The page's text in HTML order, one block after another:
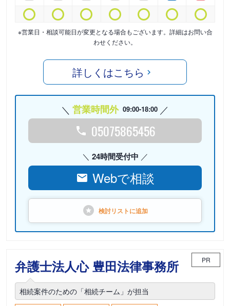
※営業日・相談可能日が変更となる場合もございます。詳細はお問い合
わせください。
詳しくはこちら
営業時間外 09:00-18:00
05075865456
24時間受付中
Webで相談
検討リストに追加
弁護士法人心 豊田法律事務所 PR
相続案件のための「相続チーム」が担当